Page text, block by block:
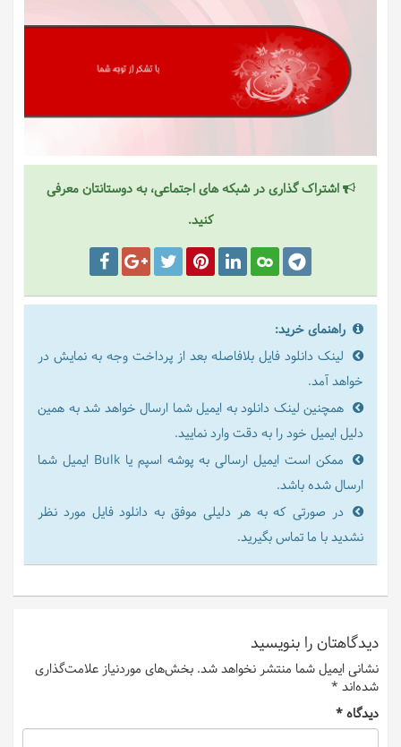
اشتراک گذاری در شبکه های اجتماعی، به دوستانتان معرفی
کنید.
راهنمای خرید:
لینک دانلود فایل بلافاصله بعد از پرداخت وجه به نمایش در
خواهد آمد.
همچنین لینک دانلود به ایمیل شما ارسال خواهد شد به همین
دلیل ایمیل خود را به دقت وارد نمایید.
ممکن است ایمیل ارسالی به پوشه اسپم یا Bulk ایمیل شما
ارسال شده باشد.
در صورتی که به هر دلیلی موفق به دانلود فایل مورد نظر
نشدید با ما تماس بگیرید.
دیدگاهتان را بنویسید
نشانی ایمیل شما منتشر نخواهد شد. بخش‌های موردنیاز علامت‌گذاری
شده‌اند *
دیدگاه*